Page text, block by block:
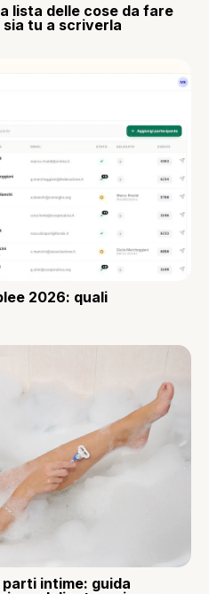
lista delle cose da fare
tu a scriverla
2026: quali
intime: guida